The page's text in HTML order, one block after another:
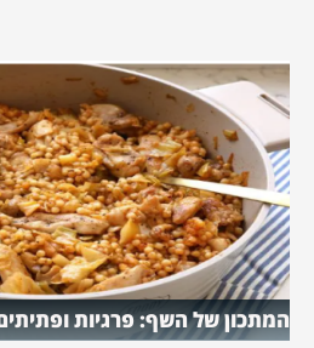
המתכון של השף: פרגיות